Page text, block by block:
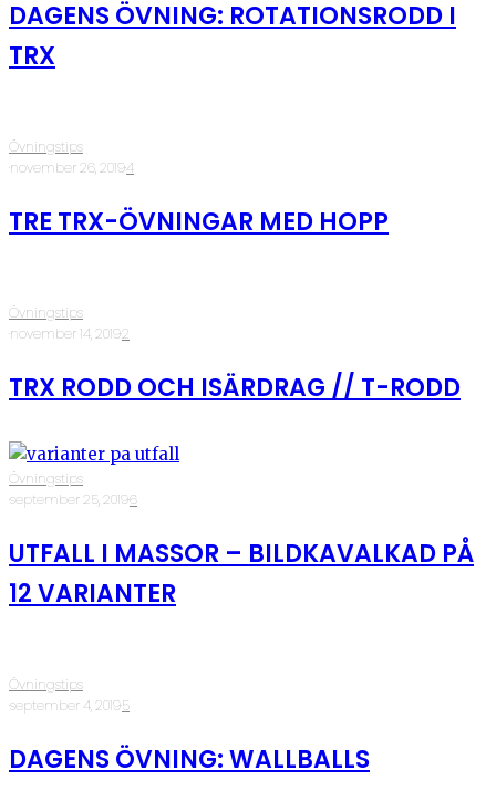
DAGENS ÖVNING: ROTATIONSRODD I
TRX
Övningstips
·november 26, 2019·4
TRE TRX-ÖVNINGAR MED HOPP
Övningstips
·november 14, 2019·2
TRX RODD OCH ISÄRDRAG // T-RODD
Övningstips
·september 25, 2019·6
UTFALL I MASSOR – BILDKAVALKAD PÅ
12 VARIANTER
Övningstips
·september 4, 2019·5
DAGENS ÖVNING: WALLBALLS